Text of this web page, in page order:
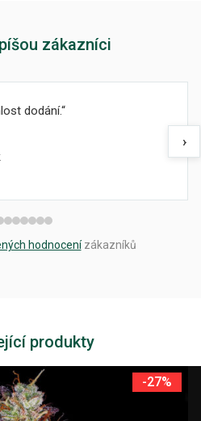
zákazníci
dodání.
›
hodnocenízákazníků
produkty
-27%